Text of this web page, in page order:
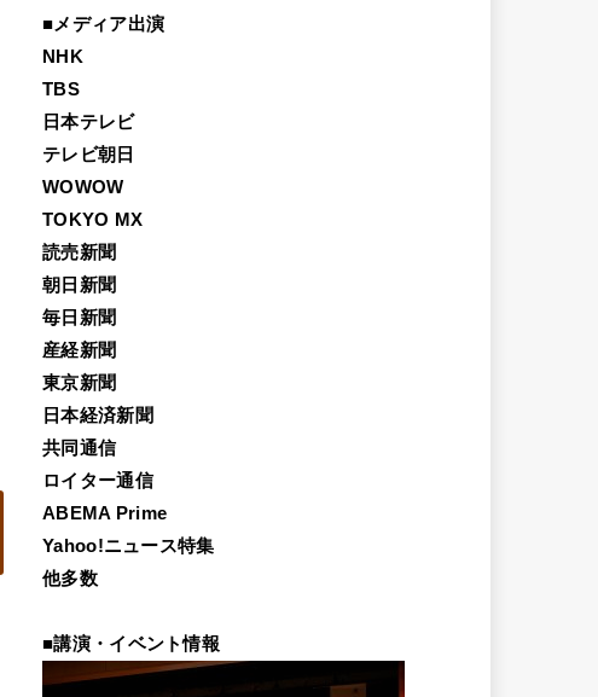
■メディア出演
NHK
TBS
日本テレビ
テレビ朝日
WOWOW
TOKYO MX
読売新聞
朝日新聞
毎日新聞
産経新聞
東京新聞
日本経済新聞
共同通信
ロイター通信
ABEMA Prime
Yahoo!ニュース特集
他多数
■講演・イベント情報